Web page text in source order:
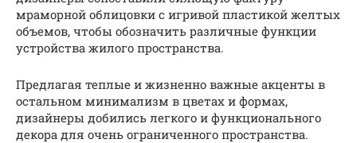
мраморной облицовки с игривой пластикой желтых
объемов, чтобы обозначить различные функции
устройства жилого пространства.
Предлагая теплые и жизненно важные акценты в
остальном минимализм в цветах и ​​формах,
дизайнеры добились легкого и функционального
декора для очень ограниченного пространства.